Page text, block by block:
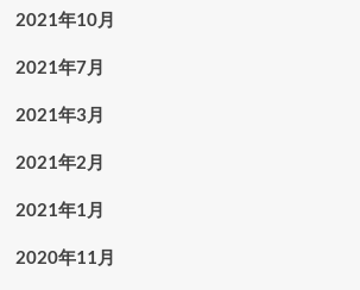
2021年10月
2021年7月
2021年3月
2021年2月
2021年1月
2020年11月